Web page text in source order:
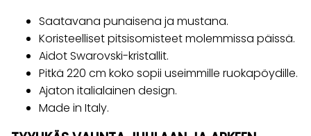
Saatavana punaisena ja mustana.
Koristeelliset pitsisomisteet molemmissa päissä.
Aidot Swarovski-kristallit.
Pitkä 220 cm koko sopii useimmille ruokapöydille.
Ajaton italialainen design.
Made in Italy.